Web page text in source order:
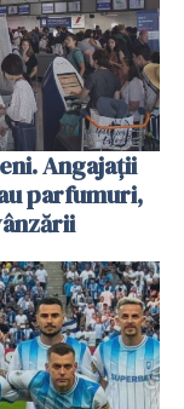
Angajații
parfumuri,